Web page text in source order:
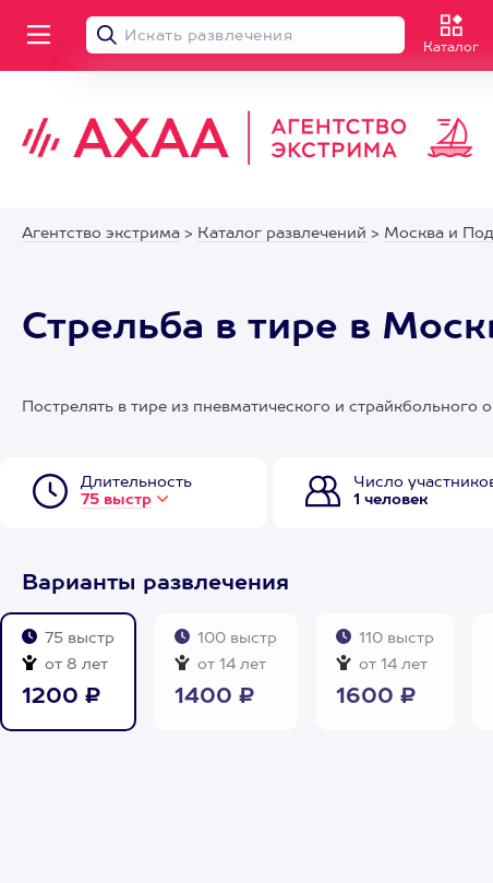
Каталог
Агентство экстрима > Каталог развлечений > Москва и
Стрельба в тире в
Пострелять в тире из пневматического и страйкбольного
Длительность
75 выстр
Число
1 человек
Варианты развлечения
75 выстр
от 8 лет
1200 ₽
100 выстр
от 14 лет
1400 ₽
110 выстр
от 14 лет
1600 ₽